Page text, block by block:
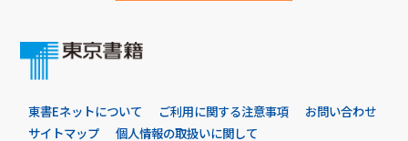
東書Eネットについて ご利用に関する注意事項
お問い合わせ
サイトマップ
個人情報の取扱いに関して